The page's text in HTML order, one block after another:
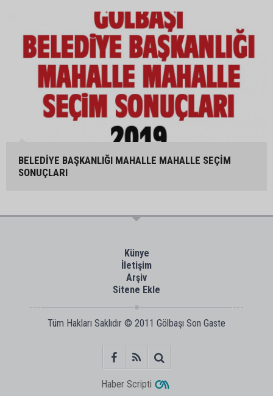
BELEDİYE BAŞKANLIĞI MAHALLE MAHALLE SEÇİM
SONUÇLARI
Künye
İletişim
Arşiv
Sitene Ekle
Tüm Hakları Saklıdır © 2011 Gölbaşı Son Gaste
Haber Scripti